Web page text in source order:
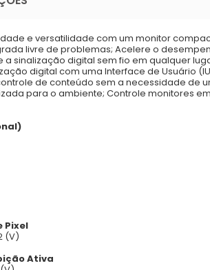
e versatilidade com um monitor
livre de problemas; Acelere o
a sinalização digital sem fio em qualquer
digital com uma Interface de Usuário
de conteúdo sem a necessidade de
para o ambiente; Controle monitores
Pixel
(V)
Ativa